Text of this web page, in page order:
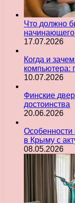
Что должно
17.07.2026
Когда и
компьютера:
10.07.2026
Финские
достоинства
20.06.2026
Особенности
в Крыму с
08.05.2026